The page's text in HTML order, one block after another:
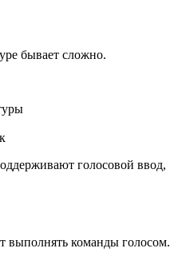
бывает сложно.
голосовой ввод,
команды голосом.